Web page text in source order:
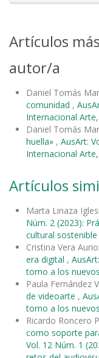
Artículos
autor/a
Daniel Tomás
comunidad ,
Internacional
Daniel Tomás
huella» , AusArt:
Internacional
Artículos
Marta Linaza
Núm. 2 (2023):
cultural sostenible
Cristina Vera
era digital ,
torno a los
Paula Fernández
de videoarte ,
torno a los
Ricardo Roncero
como soporte
Vol. 12 Núm. 1